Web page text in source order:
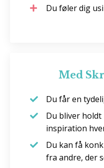
Du føler dig
Med
Du får en
Du bliver holdt
inspiration
Du kan få
fra andre, der